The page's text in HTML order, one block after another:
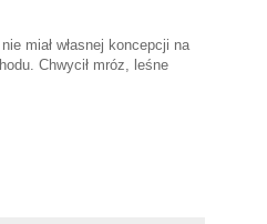
miał własnej koncepcji na
Chwycił mróz, leśne